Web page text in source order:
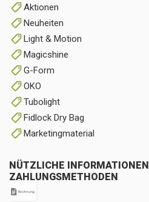
Aktionen
Neuheiten
Light & Motion
Magicshine
G-Form
OKO
Tubolight
Fidlock Dry Bag
Marketingmaterial
NÜTZLICHE INFORMATIONEN
ZAHLUNGSMETHODEN